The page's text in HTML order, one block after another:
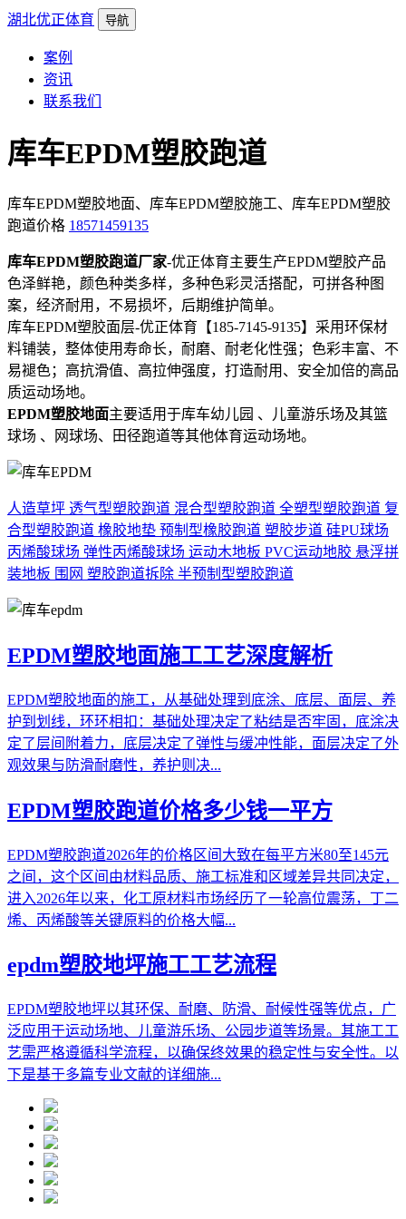
湖北优正体育 导航
案例
资讯
联系我们
库车EPDM塑胶跑道
库车EPDM塑胶地面、库车EPDM塑胶施工、库车EPDM塑胶
跑道价格 18571459135
库车EPDM塑胶跑道厂家-优正体育主要生产EPDM塑胶产品
色泽鲜艳，颜色种类多样，多种色彩灵活搭配，可拼各种图
案，经济耐用，不易损坏，后期维护简单。
库车EPDM塑胶面层-优正体育【185-7145-9135】采用环保材
料铺装，整体使用寿命长，耐磨、耐老化性强；色彩丰富、不
易褪色；高抗滑值、高拉伸强度，打造耐用、安全加倍的高品
质运动场地。
EPDM塑胶地面主要适用于库车幼儿园 、儿童游乐场及其篮
球场 、网球场、田径跑道等其他体育运动场地。
人造草坪 透气型塑胶跑道 混合型塑胶跑道 全塑型塑胶跑道 复
合型塑胶跑道 橡胶地垫 预制型橡胶跑道 塑胶步道 硅PU球场
丙烯酸球场 弹性丙烯酸球场 运动木地板 PVC运动地胶 悬浮拼
装地板 围网 塑胶跑道拆除 半预制型塑胶跑道
EPDM塑胶地面施工工艺深度解析
EPDM塑胶地面的施工，从基础处理到底涂、底层、面层、养
护到划线，环环相扣：基础处理决定了粘结是否牢固，底涂决
定了层间附着力，底层决定了弹性与缓冲性能，面层决定了外
观效果与防滑耐磨性，养护则决...
EPDM塑胶跑道价格多少钱一平方
EPDM塑胶跑道2026年的价格区间大致在每平方米80至145元
之间，这个区间由材料品质、施工标准和区域差异共同决定，
进入2026年以来，化工原材料市场经历了一轮高位震荡，丁二
烯、丙烯酸等关键原料的价格大幅...
epdm塑胶地坪施工工艺流程
EPDM塑胶地坪以其环保、耐磨、防滑、耐候性强等优点，广
泛应用于运动场地、儿童游乐场、公园步道等场景。其施工工
艺需严格遵循科学流程，以确保终效果的稳定性与安全性。以
下是基于多篇专业文献的详细施...